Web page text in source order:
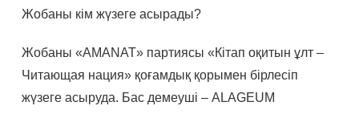
Жобаны кім жүзеге асырады?
Жобаны «AMANAT» партиясы «Кітап оқитын ұлт –
Читающая нация» қоғамдық қорымен бірлесіп
жүзеге асыруда. Бас демеуші – ALAGEUM